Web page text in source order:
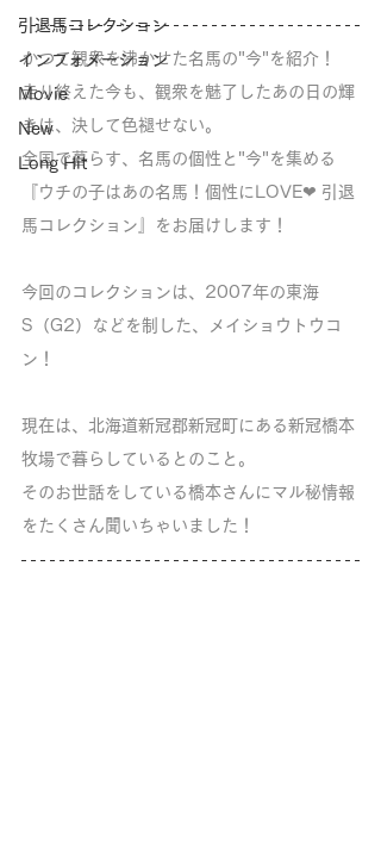
引退馬コレクション
インフォメーション
Movie
New
Long Hit
かつて観衆を沸かせた名馬の"今"を紹介！
走り終えた今も、観衆を魅了したあの日の輝
きは、決して色褪せない。
全国で暮らす、名馬の個性と"今"を集める
『ウチの子はあの名馬！個性にLOVE❤︎ 引退
馬コレクション』をお届けします！
今回のコレクションは、2007年の東海
S（G2）などを制した、メイショウトウコ
ン！
現在は、北海道新冠郡新冠町にある新冠橋本
牧場で暮らしているとのこと。
そのお世話をしている橋本さんにマル秘情報
をたくさん聞いちゃいました！